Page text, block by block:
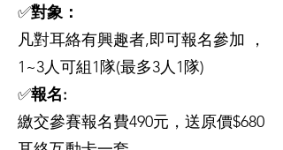
✅對象：
凡對耳絡有興趣者,即可報名參加 ，
1~3人可組1隊(最多3人1隊)
✅報名:
繳交參賽報名費490元，送原價$680